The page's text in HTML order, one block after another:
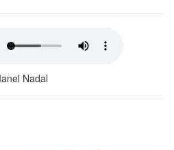
Nadal